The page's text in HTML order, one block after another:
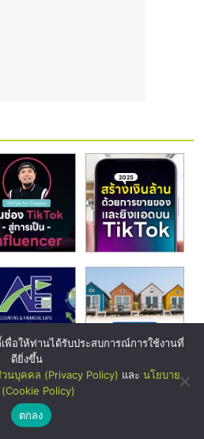
พื่อให้ท่านได้รับประสบการณ์การใช้งานที่
ดียิ่งขึ้น
นบุคคล (Privacy Policy) และ นโยบาย
Policy)
ตกลง